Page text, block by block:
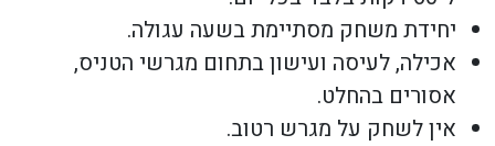
יחידת משחק מסתיימת בשעה עגולה.
אכילה, לעיסה ועישון בתחום מגרשי הטניס,
אסורים בהחלט.
אין לשחק על מגרש רטוב.